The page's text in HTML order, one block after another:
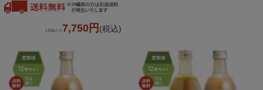
１回あたり7,750円 (税込)